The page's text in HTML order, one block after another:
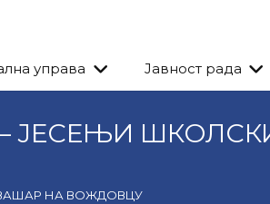
управа Јавност рада
ЈЕСЕЊИ
НА ВОЖДОВЦУ